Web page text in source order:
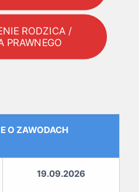
RODZICA /
PRAWNEGO
O ZAWODACH
19.09.2026